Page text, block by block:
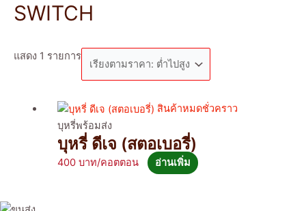
SWITCH
แสดง 1 รายการ
สินค้าหมดชั่วคราว
บุหรี่พร้อมส่ง
บุหรี่ ดีเจ (สตอเบอรี่)
400 อ่านเพิ่ม